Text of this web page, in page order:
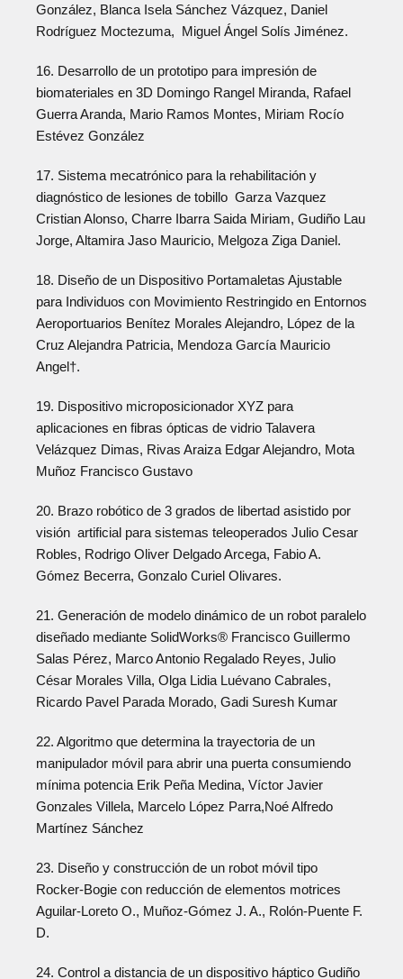
González, Blanca Isela Sánchez Vázquez, Daniel
Rodríguez Moctezuma, Miguel Ángel Solís Jiménez.
16. Desarrollo de un prototipo para impresión de
biomateriales en 3D Domingo Rangel Miranda, Rafael
Guerra Aranda, Mario Ramos Montes, Miriam Rocío
Estévez González
17. Sistema mecatrónico para la rehabilitación y
diagnóstico de lesiones de tobillo Garza Vazquez
Cristian Alonso, Charre Ibarra Saida Miriam, Gudiño Lau
Jorge, Altamira Jaso Mauricio, Melgoza Ziga Daniel.
18. Diseño de un Dispositivo Portamaletas Ajustable
para Individuos con Movimiento Restringido en Entornos
Aeroportuarios Benítez Morales Alejandro, López de la
Cruz Alejandra Patricia, Mendoza García Mauricio
Angel†.
19. Dispositivo microposicionador XYZ para
aplicaciones en fibras ópticas de vidrio Talavera
Velázquez Dimas, Rivas Araiza Edgar Alejandro, Mota
Muñoz Francisco Gustavo
20. Brazo robótico de 3 grados de libertad asistido por
visión artificial para sistemas teleoperados Julio Cesar
Robles, Rodrigo Oliver Delgado Arcega, Fabio A.
Gómez Becerra, Gonzalo Curiel Olivares.
21. Generación de modelo dinámico de un robot paralelo
diseñado mediante SolidWorks® Francisco Guillermo
Salas Pérez, Marco Antonio Regalado Reyes, Julio
César Morales Villa, Olga Lidia Luévano Cabrales,
Ricardo Pavel Parada Morado, Gadi Suresh Kumar
22. Algoritmo que determina la trayectoria de un
manipulador móvil para abrir una puerta consumiendo
mínima potencia Erik Peña Medina, Víctor Javier
Gonzales Villela, Marcelo López Parra,Noé Alfredo
Martínez Sánchez
23. Diseño y construcción de un robot móvil tipo
Rocker-Bogie con reducción de elementos motrices
Aguilar-Loreto O., Muñoz-Gómez J. A., Rolón-Puente F.
D.
24. Control a distancia de un dispositivo háptico Gudiño